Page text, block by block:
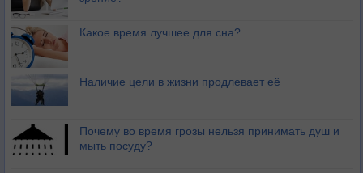
Какое время лучшее для сна?
Наличие цели в жизни продлевает её
Почему во время грозы нельзя принимать душ и
мыть посуду?